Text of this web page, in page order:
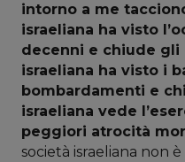
intorno a me
israeliana ha visto
decenni e chiude gli
israeliana ha visto i
bombardamenti e
israeliana vede
peggiori atrocità
società israeliana non